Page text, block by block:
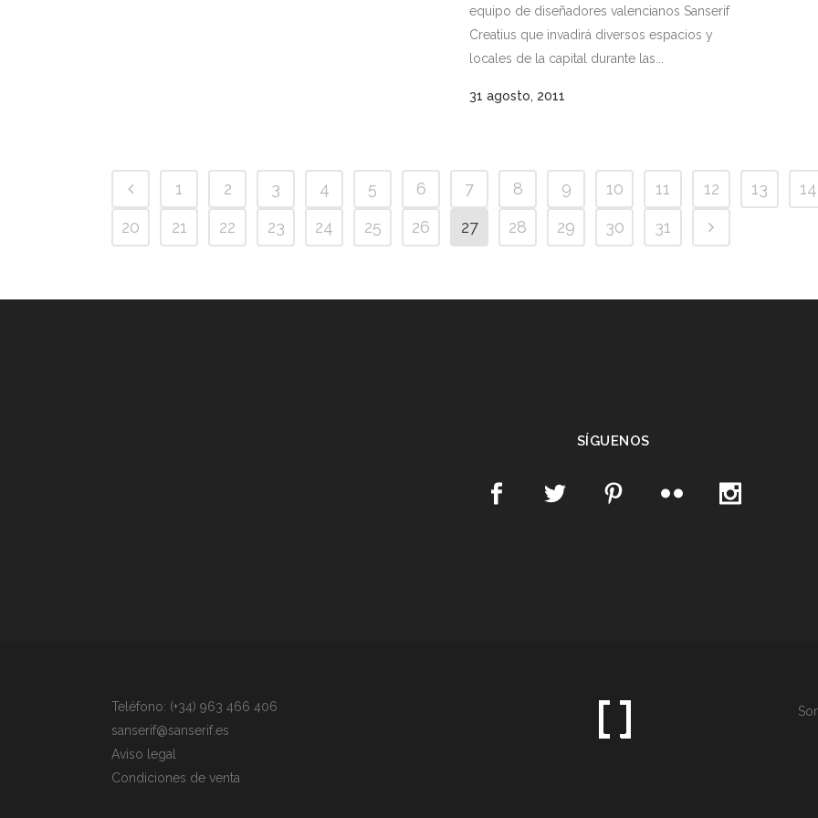
equipo de diseñadores valencianos Sanserif
Creatius que invadirá diversos espacios y
locales de la capital durante las...
31 agosto, 2011
1 2 3 4 5 6 7 8 9 10 11 12 13 14
20
21 22 23 24 25 26 27 28 29 30 31
SÍGUENOS
Teléfono: (+34) 963 466 406
sanserif@sanserif.es
Aviso legal
Condiciones de venta